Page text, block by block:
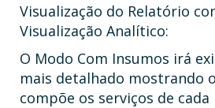
Visualização do Relatório
Visualização Analítico:
O Modo Com Insumos irá
mais detalhado mostrando
compõe os serviços de cada